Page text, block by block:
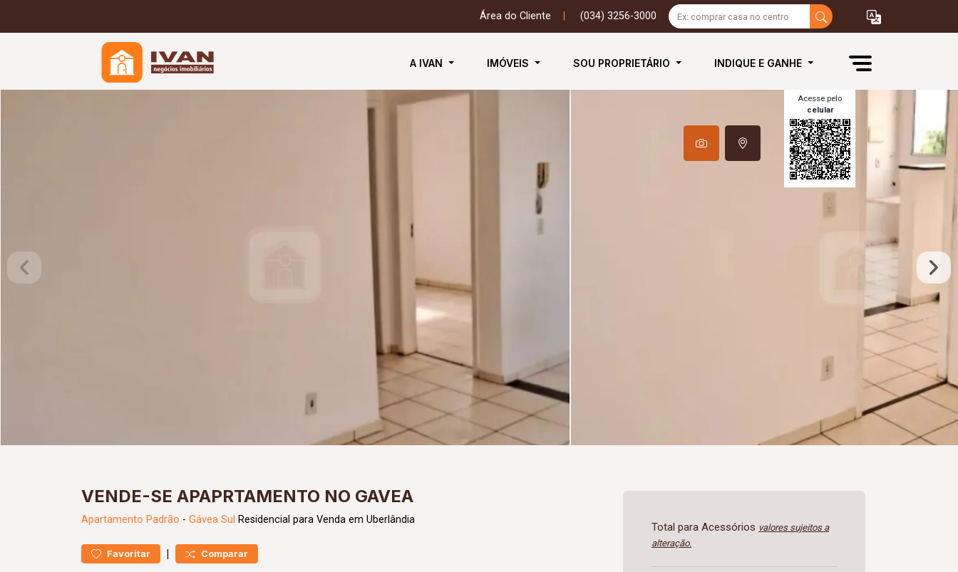
Área do Cliente (034) 3256-3000
A IVAN IMÓVEIS SOU PROPRIETÁRIO INDIQUE E GANHE
Acesse pelo
celular
VENDE-SE APAPRTAMENTO NO GAVEA
Apartamento Padrão - Gávea Sul Residencial para Venda em Uberlândia
Favoritar | Comparar
Total para Acessórios valores sujeitos a
alteração.